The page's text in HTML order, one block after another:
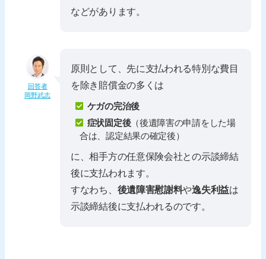
などがあります。
回答者
岡野武志
原則として、先に支払われる特別な費目
を除き賠償金の多くは
ケガの完治後
症状固定後（後遺障害の申請をした場
合は、認定結果の確定後）
に、相手方の任意保険会社との示談締結
後に支払われます。
すなわち、 後遺障害慰謝料や逸失利益は
示談締結後に支払われるのです。